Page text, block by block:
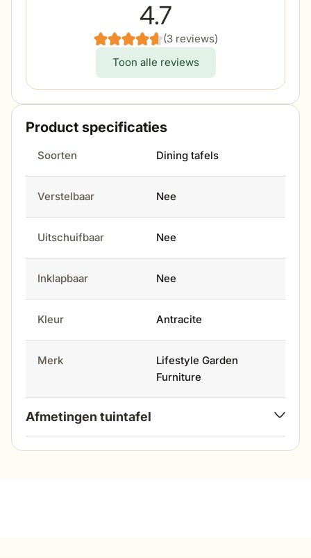
4.7
(3 reviews)
Toon alle reviews
Product specificaties
Soorten Dining tafels
Verstelbaar Nee
Uitschuifbaar Nee
Inklapbaar Nee
Kleur Antracite
Merk
Lifestyle Garden
Furniture
Afmetingen tuintafel